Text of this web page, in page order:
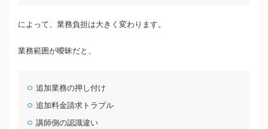
によって、業務負担は大きく変わります。
業務範囲が曖昧だと、
追加業務の押し付け
追加料金請求トラブル
講師側の認識違い